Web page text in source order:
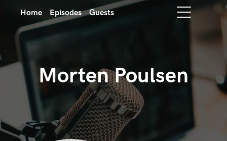
Home Episodes Guests
Morten Poulsen